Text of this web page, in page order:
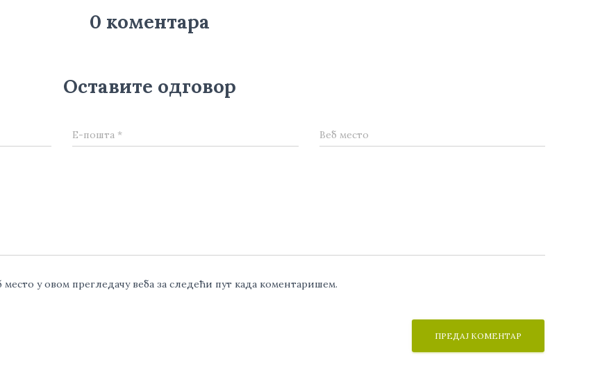
0 коментара
Оставите одговор
Е-пошта * Веб место
место у овом прегледачу веба за следећи пут када коментаришем.